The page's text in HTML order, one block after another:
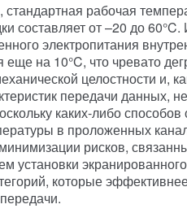
рабочая
составляет от –20 до
электропитания
еще на 10°C, что чревато
целостности и,
передачи данных,
каких-либо
в проложенных
рисков,
установки
которые